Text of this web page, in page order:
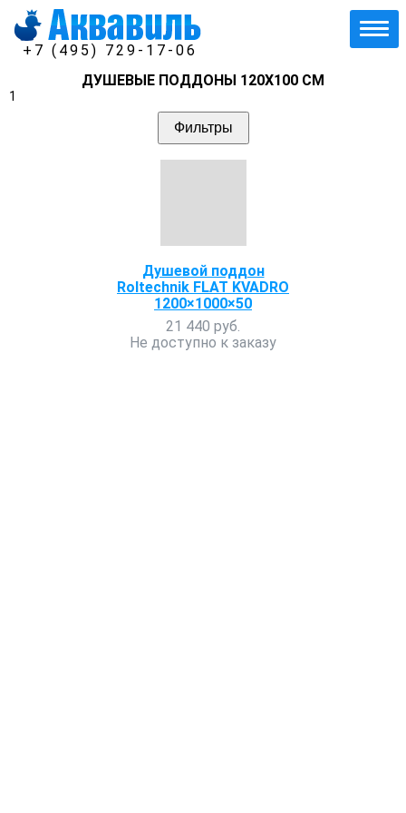
+7 (495) 729-17-06
ДУШЕВЫЕ ПОДДОНЫ 120Х100 СМ
1
Фильтры
Душевой поддон
Roltechnik FLAT KVADRO
1200×1000×50
21 440 руб.
Не доступно к заказу